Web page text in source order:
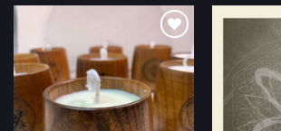
Añadir
lista
de